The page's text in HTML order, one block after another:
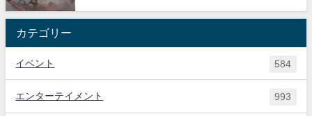
カテゴリー
イベント 584
エンターテイメント 993